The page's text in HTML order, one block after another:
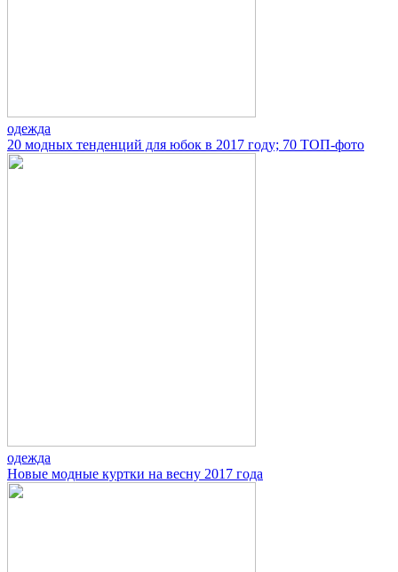
одежда
20 модных тенденций для юбок в 2017 году; 70 ТОП-фото
одежда
Новые модные куртки на весну 2017 года